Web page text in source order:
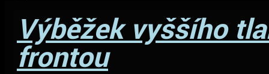
Výběžek vyššího
frontou